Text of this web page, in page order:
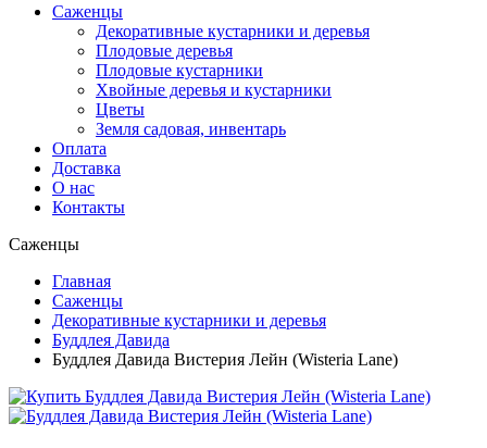
Саженцы
Декоративные кустарники и деревья
Плодовые деревья
Плодовые кустарники
Хвойные деревья и кустарники
Цветы
Земля садовая, инвентарь
Оплата
Доставка
О нас
Контакты
Саженцы
Главная
Саженцы
Декоративные кустарники и деревья
Буддлея Давида
Буддлея Давида Вистерия Лейн (Wisteria Lane)